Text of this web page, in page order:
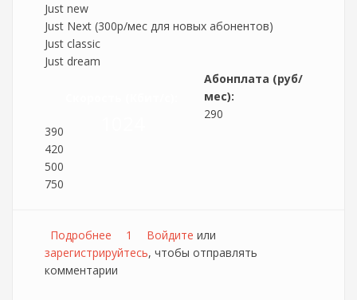
Just new
Just Next (300р/мес для новых абонентов)
Just classic
Just dream
Абонплата (руб/
мес):
290
390
420
500
750
Подробнее о JustLan обновляет тарифные планы
1 Войдите или
зарегистрируйтесь, чтобы отправлять
комментарии